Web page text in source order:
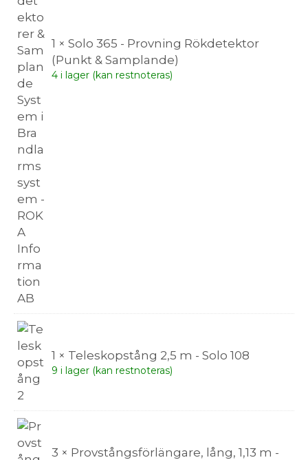
1 × Solo 365 - Provning Rökdetektor
(Punkt & Samplande)
4 i lager (kan restnoteras)
1 × Teleskopstång 2,5 m - Solo 108
9 i lager (kan restnoteras)
3 × Provstångsförlängare, lång, 1,13 m -